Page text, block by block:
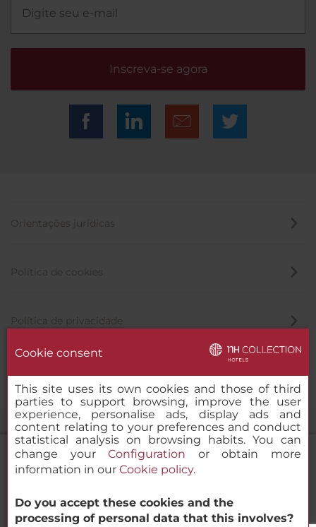
NH Collection San Sebastián Aránzazu
Inscreva-se agora
Orientações jurídicas
Política de cookies
Política de privacidade
© 2000-2026 MINOR HOTELS EUROPE & AMERICAS Santa Engracia
Cookie consent
This site uses its own cookies and those of third
parties to support browsing, improve the user
experience, personalise ads, display ads and
content relating to your preferences and conduct
statistical analysis on browsing habits. You can
change yourConfiguration or obtain more
information in our Cookie policy.
Do you accept these cookies and the
processing of personal data that this involves?